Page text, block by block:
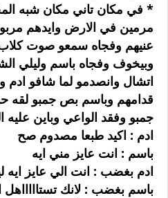
* في مكان تاني مكان شبه
مرمين في الارض وايدهم
عنيهم وفجاه سمعو صوت
وبيخوف وفجاه باسم وليلي
اتشال وانصدمو لما شافو ادم
قدامهم وباسم بص جمبو
جمبو وفقد الواعي وباين
ادم : اكيد طبعا مصدوم صح
باسم : انت عايز مني ايه
ادم بغضب : انت الي عايز ايه
باسم بغضب : لانك تستاااااهل